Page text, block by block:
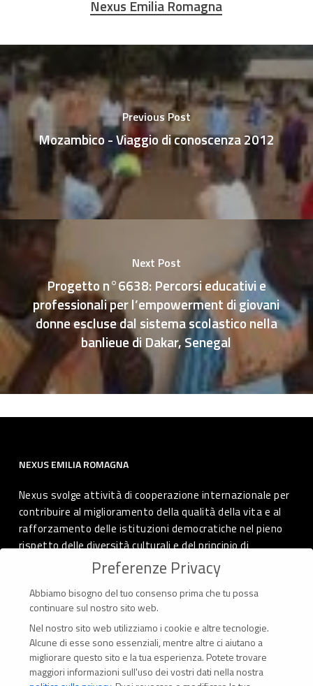
Nexus Emilia Romagna
Previous Post
Mozambico - Viaggio di conoscenza 2012
Next Post
Progetto n°6638: Percorsi educativi e
professionali per l’empowerment di giovani
donne escluse dal sistema scolastico nella
banlieue di Dakar, Senegal
NEXUS EMILIA ROMAGNA
Nexus svolge attività di cooperazione internazionale per
contribuire al miglioramento della qualità della vita e al
rafforzamento delle istituzioni democratiche nel pieno
rispetto delle diversità culturali e del principio di
autodeterminazione dei popoli.
CONTATTI
Via Marconi 69 – 40122 Bologna (Italia)
Preferenze Privacy
Abbiamo bisogno del tuo consenso prima che tu possa
continuare sul nostro sito web.
Nel nostro sito web utilizziamo i cookie e altre tecnologie.
Alcune di esse sono essenziali, mentre altre ci aiutano a
migliorare questo sito e la tua esperienza. Potete trovare
maggiori informazioni sull'uso dei vostri dati nella nostra